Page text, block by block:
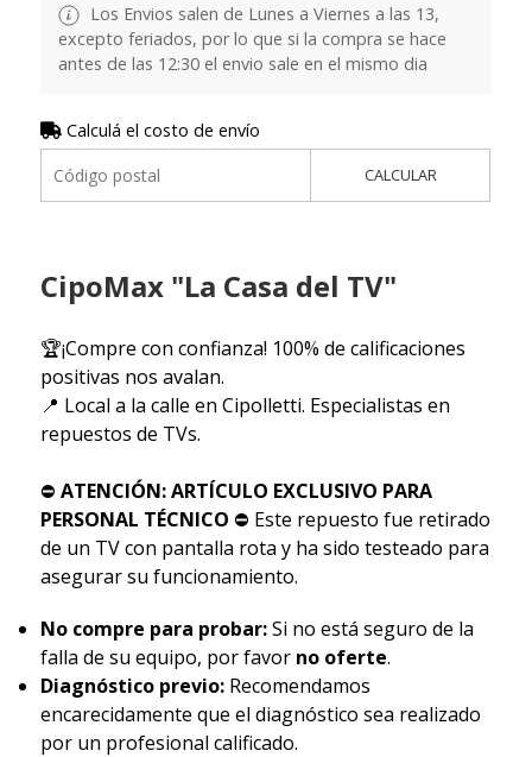
Los Envios salen de Lunes a Viernes a las 13,
excepto feriados, por lo que si la compra se hace
antes de las 12:30 el envio sale en el mismo dia
Calculá el costo de envío
CALCULAR
CipoMax "La Casa del TV"
🏆¡Compre con confianza! 100% de calificaciones
positivas nos avalan.
📍 Local a la calle en Cipolletti. Especialistas en
repuestos de TVs.
⛔ ATENCIÓN: ARTÍCULO EXCLUSIVO PARA
PERSONAL TÉCNICO ⛔ Este repuesto fue retirado
de un TV con pantalla rota y ha sido testeado para
asegurar su funcionamiento.
No compre para probar:Si no está seguro de la
falla de su equipo, por favor no oferte.
Diagnóstico previo:Recomendamos
encarecidamente que el diagnóstico sea realizado
por un profesional calificado.